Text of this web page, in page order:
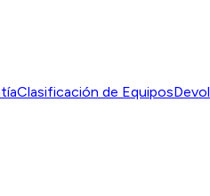
Clasificación de Equipos